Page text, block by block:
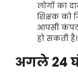
लोगों का
शिक्षक को
आपसी
हो सकती है।
अगले 24